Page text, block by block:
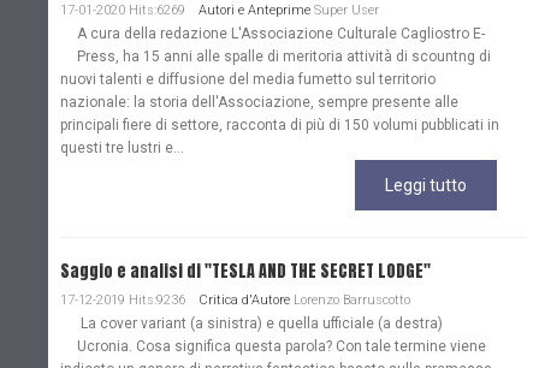
17-01-2020 Hits:6269 Autori e Anteprime Super User
A cura della redazione L'Associazione Culturale Cagliostro E-
Press, ha 15 anni alle spalle di meritoria attività di scountng di
nuovi talenti e diffusione del media fumetto sul territorio
nazionale: la storia dell'Associazione, sempre presente alle
principali fiere di settore, racconta di più di 150 volumi pubblicati in
questi tre lustri e...
Leggi tutto
Saggio e analisi di "TESLA AND THE SECRET LODGE"
17-12-2019 Hits:9236 Critica d'Autore Lorenzo Barruscotto
La cover variant (a sinistra) e quella ufficiale (a destra)
Ucronia. Cosa significa questa parola? Con tale termine viene